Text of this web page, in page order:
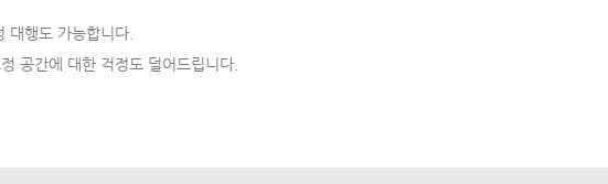
대행도 가능합니다.
공간에 대한 걱정도 덜어드립니다.